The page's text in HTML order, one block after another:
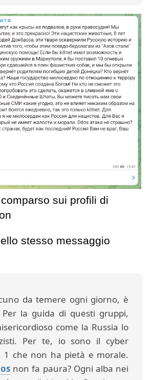
sui profili di
stesso messaggio
da temere ogni giorno, è
la guida di questi gruppi,
come la Russia lo
Per te, io sono il cyber
1 che non ha pietà e morale.
non fa paura? Ogni alba nei